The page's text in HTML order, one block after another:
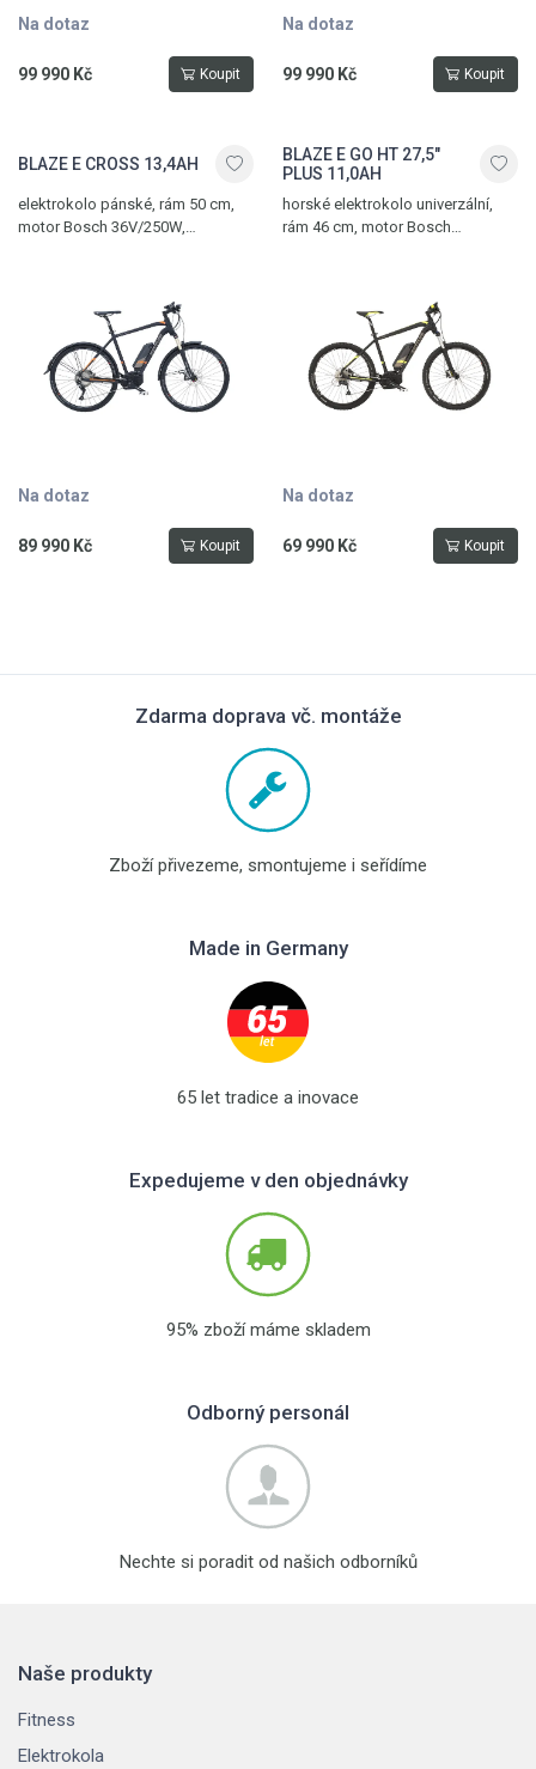
Na dotaz
99 990 Kč Koupit
Na dotaz
99 990 Kč Koupit
BLAZE E CROSS 13,4AH
elektrokolo pánské, rám 50 cm,
motor Bosch 36V/250W,
Na dotaz
89 990 Kč Koupit
BLAZE E GO HT 27,5"
PLUS 11,0AH
horské elektrokolo univerzální,
rám 46 cm, motor Bosch
Na dotaz
69 990 Kč Koupit
Zdarma doprava vč. montáže
Zboží přivezeme, smontujeme i seřídíme
Made in Germany
65 let tradice a inovace
Expedujeme v den objednávky
95% zboží máme skladem
Odborný personál
Nechte si poradit od našich odborníků
Naše produkty
Fitness
Elektrokola